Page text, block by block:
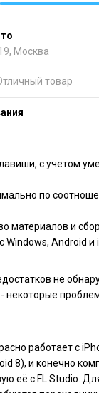
Москва
товар
с учетом
по
материалов и
Android и
не
некоторые
работает с
8), и конечно
её с FL Studio.